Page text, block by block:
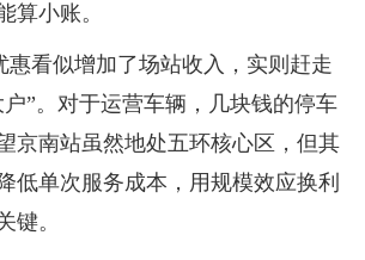
算小账。
看似增加了场站收入，实则赶走
”。对于运营车辆，几块钱的停车
京南站虽然地处五环核心区，但其
低单次服务成本，用规模效应换利
键。